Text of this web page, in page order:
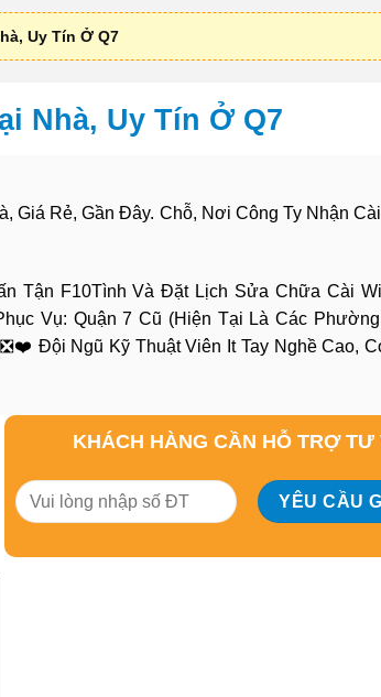
Uy Tín Ở Q7
Nhà, Uy Tín Ở Q7
Giá Rẻ, Gần Đây. Chỗ, Nơi Công Ty Nhận
Tận F10Tình Và Đặt Lịch Sửa Chữa Cài
Vụ: Quận 7 Cũ (Hiện Tại Là Các Phường
Đội Ngũ Kỹ Thuật Viên It Tay Nghề Cao,
KHÁCH HÀNG CẦN HỖ TRỢ TƯ